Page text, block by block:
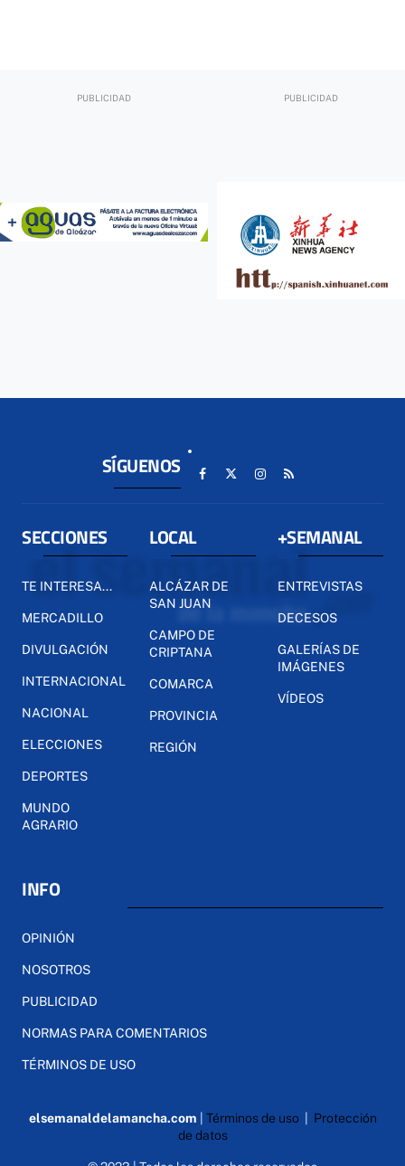
SÍGUENOS
SECCIONES
TE INTERESA...
MERCADILLO
DIVULGACIÓN
INTERNACIONAL
NACIONAL
ELECCIONES
DEPORTES
MUNDO
AGRARIO
LOCAL
ALCÁZAR DE
SAN JUAN
CAMPO DE
CRIPTANA
COMARCA
PROVINCIA
REGIÓN
+SEMANAL
ENTREVISTAS
DECESOS
GALERÍAS DE
IMÁGENES
VÍDEOS
INFO
OPINIÓN
NOSOTROS
PUBLICIDAD
NORMAS PARA COMENTARIOS
TÉRMINOS DE USO
elsemanaldelamancha.com Términos de uso| Protección
de datos